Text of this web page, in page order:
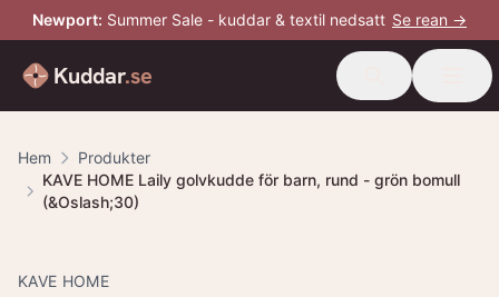
Newport: Summer Sale - kuddar & textil nedsatt Se rean →
Kuddar.se
Hem
Produkter
KAVE HOME Laily golvkudde för barn, rund - grön bomull
(&Oslash;30)
KAVE HOME